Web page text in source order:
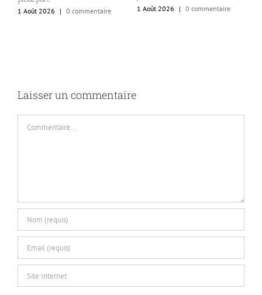
0 commentaire
Commentaire